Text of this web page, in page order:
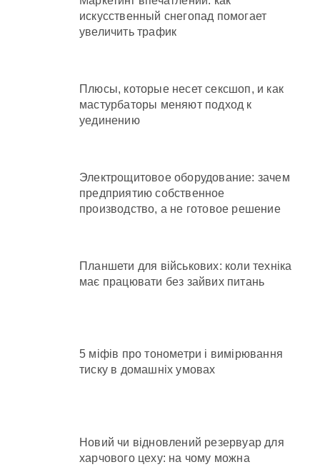
искусственный снегопад помогает
увеличить трафик
Плюсы, которые несет сексшоп, и как
мастурбаторы меняют подход к
уединению
Электрощитовое оборудование: зачем
предприятию собственное
производство, а не готовое решение
Планшети для військових: коли техніка
має працювати без зайвих питань
5 міфів про тонометри і вимірювання
тиску в домашніх умовах
Новий чи відновлений резервуар для
харчового цеху: на чому можна